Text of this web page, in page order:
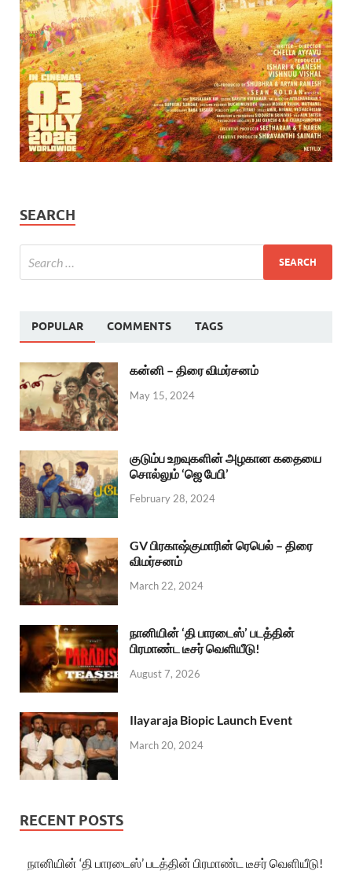
SEARCH
POPULAR COMMENTS TAGS
கன்னி – திரை விமர்சனம்
May 15, 2024
குடும்ப உறவுகளின் அழகான கதையை
சொல்லும் ‘ஜெ பேபி’
February 28, 2024
GV பிரகாஷ்குமாரின் ரெபெல் – திரை
விமர்சனம்
March 22, 2024
நானியின் ‘தி பாரடைஸ்’ படத்தின்
பிரமாண்ட டீசர் வெளியீடு!
August 7, 2026
Ilayaraja Biopic Launch Event
March 20, 2024
RECENT POSTS
நானியின் ‘தி பாரடைஸ்’ படத்தின் பிரமாண்ட டீசர் வெளியீடு!